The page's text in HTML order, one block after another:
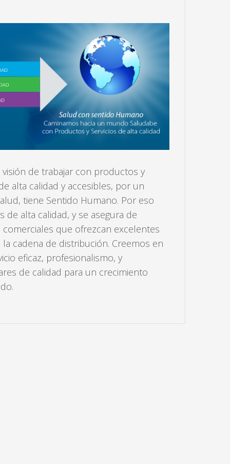
visión de trabajar con productos y
alta calidad y accesibles, por un
tiene Sentido Humano. Por eso
de alta calidad, y se asegura de
que ofrezcan excelentes
cadena de distribución. Creemos en
eficaz, profesionalismo, y
de calidad para un crecimiento